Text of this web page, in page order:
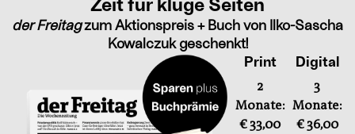
der Freitagzum Aktionspreis + Buch von Ilko-Sascha
Kowalczuk geschenkt!
Print
2
Monate:
€ 33,00
Digital
3
Monate:
€ 36,00